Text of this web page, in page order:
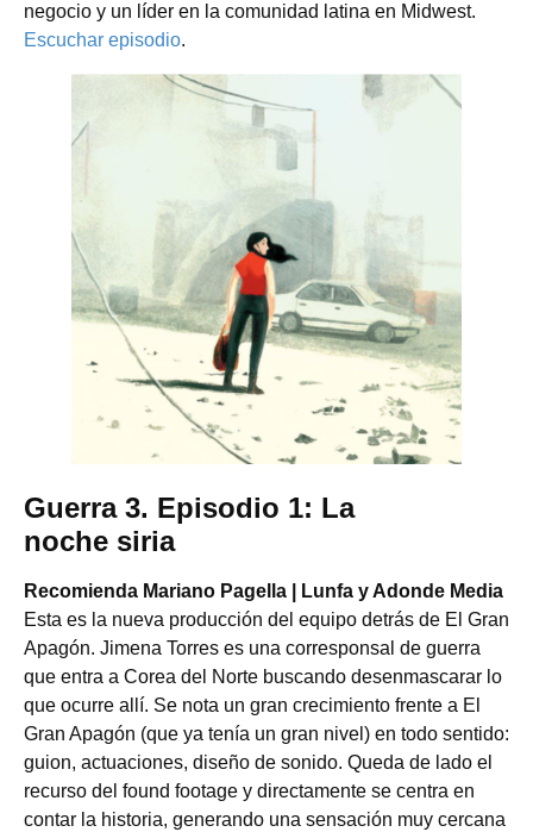
negocio y un líder en la comunidad latina en Midwest.
Escuchar episodio.
Guerra 3. Episodio 1: La
noche siria
Recomienda Mariano Pagella | Lunfa y Adonde Media
Esta es la nueva producción del equipo detrás de El Gran
Apagón. Jimena Torres es una corresponsal de guerra
que entra a Corea del Norte buscando desenmascarar lo
que ocurre allí. Se nota un gran crecimiento frente a El
Gran Apagón (que ya tenía un gran nivel) en todo sentido:
guion, actuaciones, diseño de sonido. Queda de lado el
recurso del found footage y directamente se centra en
contar la historia, generando una sensación muy cercana